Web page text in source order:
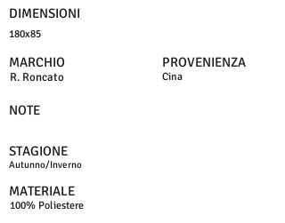
DIMENSIONI
180x85
MARCHIO
R. Roncato
PROVENIENZA
Cina
NOTE
STAGIONE
Autunno/Inverno
MATERIALE
100% Poliestere